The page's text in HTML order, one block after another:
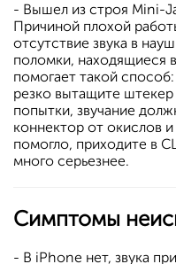
- Вышел из строя Mini-
Причиной плохой
отсутствие звука в
поломки, находящиеся
помогает такой
резко вытащите
попытки, звучание
коннектор от окислов
помогло, приходите в
много серьезнее.
Симптомы
- В iPhone нет, звука